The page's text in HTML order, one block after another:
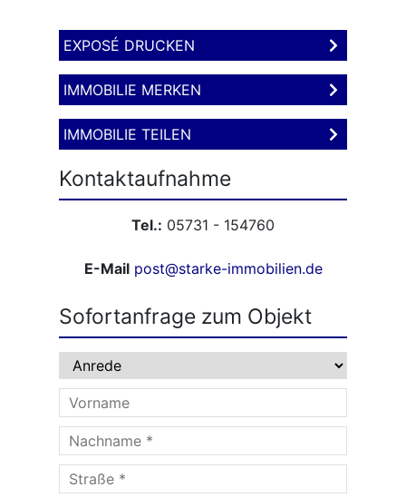
EXPOSÉ DRUCKEN
IMMOBILIE MERKEN
IMMOBILIE TEILEN
Kontaktaufnahme
Tel.: 05731 - 154760
E-Mail post@starke-immobilien.de
Sofortanfrage zum Objekt